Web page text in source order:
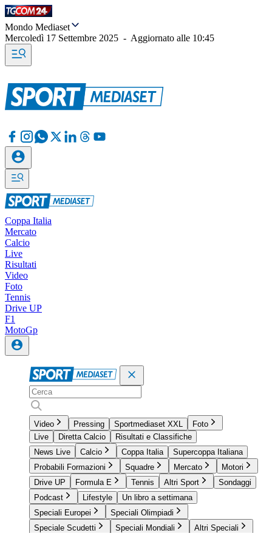
Mondo Mediaset
Mercoledì 17 Settembre 2025 - Aggiornato alle 10:45
Coppa Italia
Mercato
Calcio
Live
Risultati
Video
Foto
Tennis
Drive UP
F1
MotoGp
Video Pressing Sportmediaset XXL
Foto
Live
Diretta Calcio
Risultati e Classifiche
News Live
Calcio Coppa Italia
Supercoppa Italiana
Probabili Formazioni
Squadre Mercato
Motori
Drive UP
Formula E Tennis Altri Sport
Sondaggi
Podcast
Lifestyle
Un libro a settimana
Speciali Europei
Speciali Olimpiadi
Speciale Scudetti
Speciali Mondiali Altri Speciali